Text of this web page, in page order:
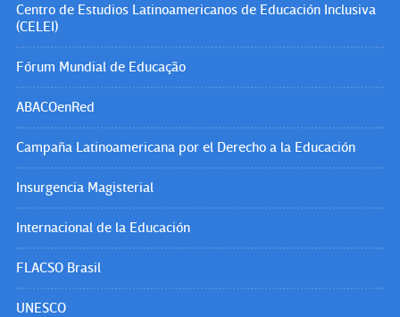
Centro de Estudios Latinoamericanos de Educación Inclusiva
(CELEI)
Fórum Mundial de Educação
ABACOenRed
Campaña Latinoamericana por el Derecho a la Educación
Insurgencia Magisterial
Internacional de la Educación
FLACSO Brasil
UNESCO